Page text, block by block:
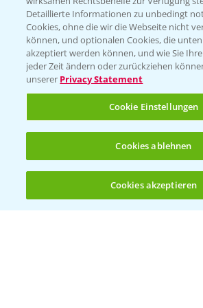
(noch 4)
Beratung auf WhatsApp
T.+49 (0)174 346 564 1
KONTAKT
Hilfe in Notfällen
+49 (0)214/30-20220
Detaillierte Informationen zu unbedingt
Cookies, ohne die wir die Webseite nicht
können, und optionalen Cookies, die
akzeptiert werden können, und wie Sie
jeder Zeit ändern oder zurückziehen
unserer Privacy Statement
Cookie Einstellungen
Cookies ablehnen
Cookies akzeptieren